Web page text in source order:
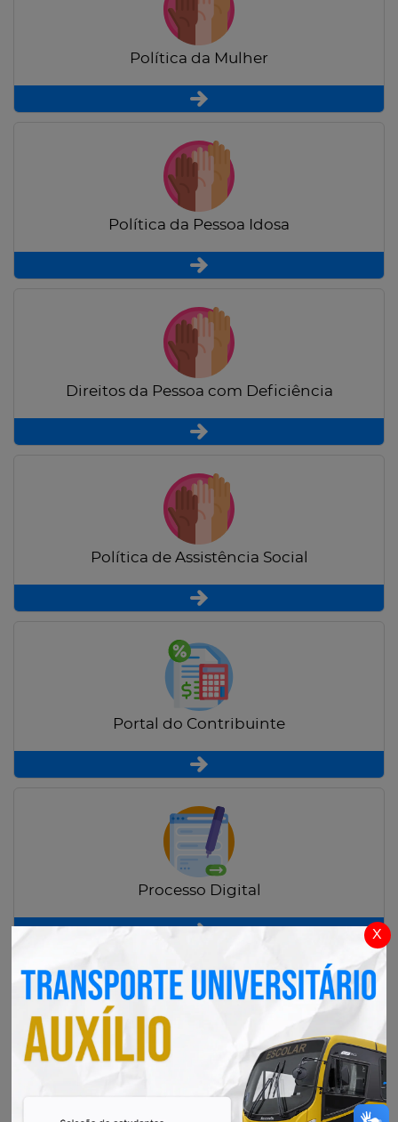
x
Política da Mulher
Política da Pessoa Idosa
Direitos da Pessoa com Deficiência
Política de Assistência Social
Portal do Contribuinte
Processo Digital
Radar Transparência Pública